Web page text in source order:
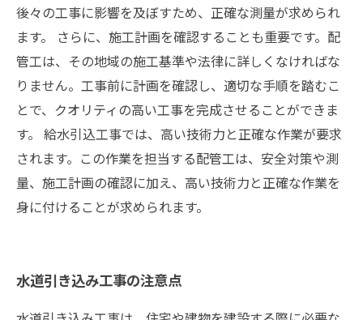
後々の工事に影響を及ぼすため、正確な測量が求められ
ます。 さらに、施工計画を確認することも重要です。配
管工は、その地域の施工基準や法律に詳しくなければな
りません。工事前に計画を確認し、適切な手順を踏むこ
とで、クオリティの高い工事を完成させることができま
す。 給水引込工事では、高い技術力と正確な作業が要求
されます。この作業を担当する配管工は、安全対策や測
量、施工計画の確認に加え、高い技術力と正確な作業を
身に付けることが求められます。
水道引き込み工事の注意点